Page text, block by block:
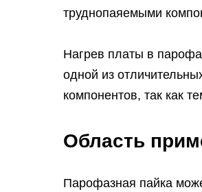
труднопаяемыми
Нагрев платы в
одной из
компонентов, так как
Область
Парофазная пайка